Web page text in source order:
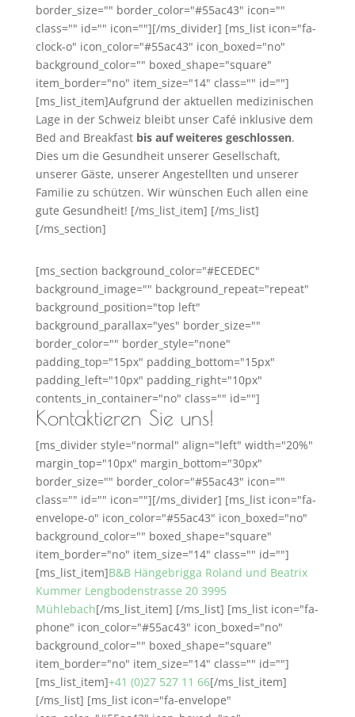
border_size="" border_color="#55ac43" icon=""
class="" id="" icon=""][/ms_divider] [ms_list icon="fa-
clock-o" icon_color="#55ac43" icon_boxed="no"
background_color="" boxed_shape="square"
item_border="no" item_size="14" class="" id=""]
[ms_list_item]Aufgrund der aktuellen medizinischen
Lage in der Schweiz bleibt unser Café inklusive dem
Bed and Breakfast bis auf weiteres geschlossen.
Dies um die Gesundheit unserer Gesellschaft,
unserer Gäste, unserer Angestellten und unserer
Familie zu schützen. Wir wünschen Euch allen eine
gute Gesundheit! [/ms_list_item] [/ms_list]
[/ms_section]
[ms_section background_color="#ECEDEC"
background_image="" background_repeat="repeat"
background_position="top left"
background_parallax="yes" border_size=""
border_color="" border_style="none"
padding_top="15px" padding_bottom="15px"
padding_left="10px" padding_right="10px"
contents_in_container="no" class="" id=""]
Kontaktieren Sie uns!
[ms_divider style="normal" align="left" width="20%"
margin_top="10px" margin_bottom="30px"
border_size="" border_color="#55ac43" icon=""
class="" id="" icon=""][/ms_divider] [ms_list icon="fa-
envelope-o" icon_color="#55ac43" icon_boxed="no"
background_color="" boxed_shape="square"
item_border="no" item_size="14" class="" id=""]
[ms_list_item]B&B Hängebrigga Roland und Beatrix
Kummer Lengbodenstrasse 20 3995
Mühlebach[/ms_list_item] [/ms_list] [ms_list icon="fa-
phone" icon_color="#55ac43" icon_boxed="no"
background_color="" boxed_shape="square"
item_border="no" item_size="14" class="" id=""]
[ms_list_item]+41 (0)27 527 11 66[/ms_list_item]
[/ms_list] [ms_list icon="fa-envelope"